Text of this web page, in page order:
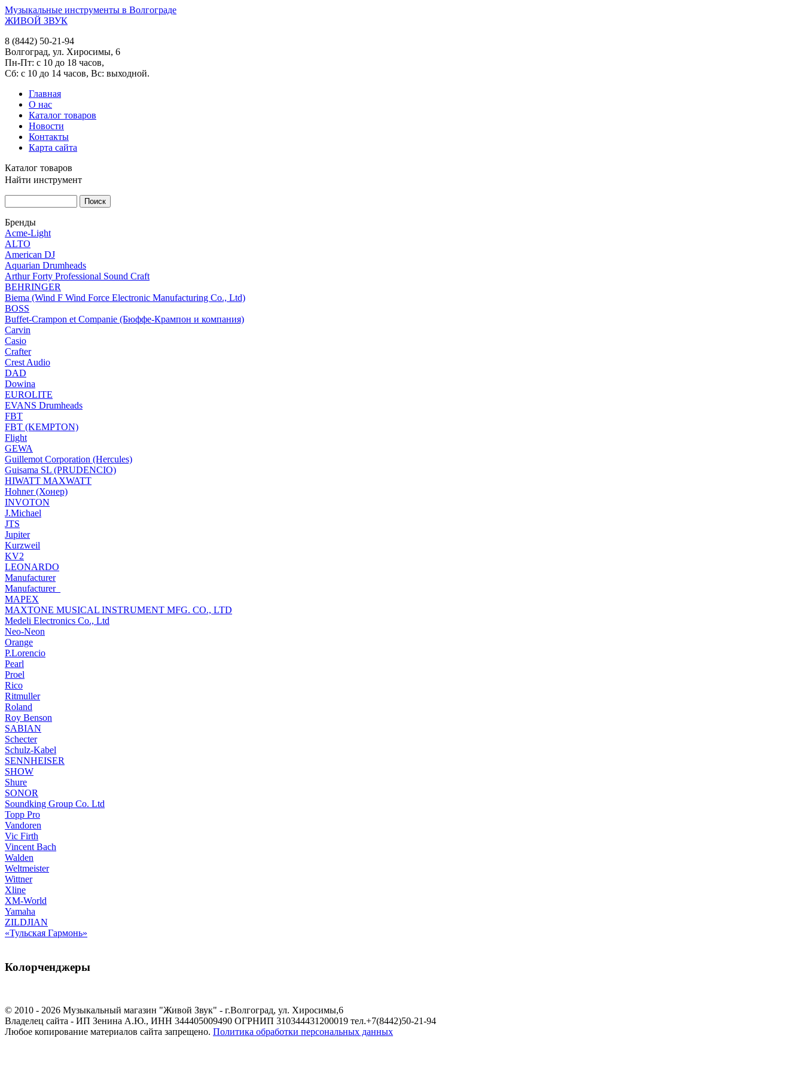
Музыкальные инструменты в Волгограде
ЖИВОЙ ЗВУК
8 (8442) 50-21-94
Волгоград, ул. Хиросимы, 6
Пн-Пт: с 10 до 18 часов,
Сб: с 10 до 14 часов, Вс: выходной.
Главная
О нас
Каталог товаров
Новости
Контакты
Карта сайта
Каталог товаров
Найти инструмент
Бренды
Acme-Light
ALTO
American DJ
Aquarian Drumheads
Arthur Forty Professional Sound Craft
BEHRINGER
Biema (Wind F Wind Force Electronic Manufacturing Co., Ltd)
BOSS
Buffet-Crampon et Companie (Бюффе-Крампон и компания)
Carvin
Casio
Crafter
Crest Audio
DAD
Dowina
EUROLITE
EVANS Drumheads
FBT
FBT (KEMPTON)
Flight
GEWA
Guillemot Corporation (Hercules)
Guisama SL (PRUDENCIO)
HIWATT MAXWATT
Hohner (Хонер)
INVOTON
J.Michael
JTS
Jupiter
Kurzweil
KV2
LEONARDO
Manufacturer
Manufacturer_
MAPEX
MAXTONE MUSICAL INSTRUMENT MFG. CO., LTD
Medeli Electronics Co., Ltd
Neo-Neon
Orange
P.Lorencio
Pearl
Proel
Rico
Ritmuller
Roland
Roy Benson
SABIAN
Schecter
Schulz-Kabel
SENNHEISER
SHOW
Shure
SONOR
Soundking Group Co. Ltd
Topp Pro
Vandoren
Vic Firth
Vincent Bach
Walden
Weltmeister
Wittner
Xline
XM-World
Yamaha
ZILDJIAN
«Тульская Гармонь»
Колорченджеры
© 2010 - 2026 Музыкальный магазин "Живой Звук" - г.Волгоград, ул. Хиросимы,6
Владелец сайта - ИП Зенина А.Ю., ИНН 344405009490 ОГРНИП 310344431200019 тел.+7(8442)50-21-94
Любое копирование материалов сайта запрещено. Политика обработки персональных данных